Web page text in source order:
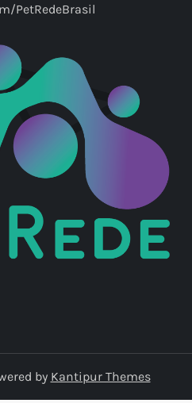
PetRedeBrasil
by Kantipur Themes